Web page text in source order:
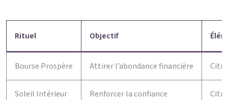
Rituel Objectif
Bourse Prospère Attirer l’abondance financière
Soleil Intérieur Renforcer la confiance